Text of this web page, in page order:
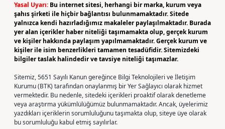
Yasal Uyarı: Bu internet sitesi, herhangi bir marka, kurum veya
şahıs şirketi ile hiçbir bağlantısı bulunmamaktadır. Sitede
yalnızca kendi hazırladığımız makaleler paylaşılmaktadır. Burada
yer alan içerikler haber niteliği taşımamakta olup, gerçek kurum
ve kişiler hakkında paylaşım yapılmamaktadır. Gerçek kurum ve
kişiler ile isim benzerlikleri tamamen tesadüfidir. Sitemizdeki
bilgiler taslak halindedir ve tavsiye niteliği taşımazlar.
Sitemiz, 5651 Sayılı Kanun gereğince Bilgi Teknolojileri ve İletişim
Kurumu (BTK) tarafından onaylanmış bir Yer Sağlayıcı olarak hizmet
vermektedir. Bu nedenle, sitedeki içerikleri proaktif olarak denetleme
veya araştırma yükümlülüğümüz bulunmamaktadır. Ancak, üyelerimiz
yazdıkları içeriklerin sorumluluğunu taşımakta olup, siteye üye olarak
bu sorumluluğu kabul etmiş sayılırlar.